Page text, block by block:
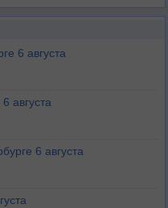
6 августа
августа
6 августа